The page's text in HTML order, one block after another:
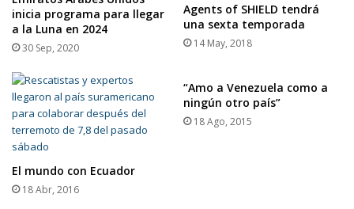
inicia programa para llegar
a la Luna en 2024
30 Sep, 2020
Agents of SHIELD tendrá
una sexta temporada
14 May, 2018
El mundo con Ecuador
18 Abr, 2016
“Amo a Venezuela como a
ningún otro país”
18 Ago, 2015